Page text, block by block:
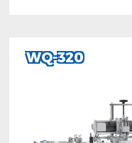
WQ-320